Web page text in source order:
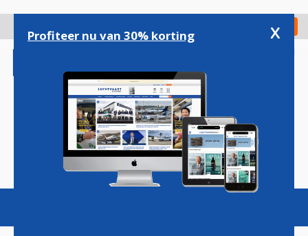
gaan
Check in
Magazine Podcasts Vacatures
Profiteer nu van 30% korting x